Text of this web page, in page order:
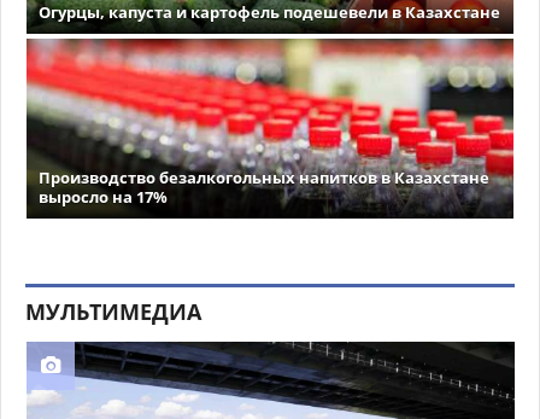
Огурцы, капуста и картофель подешевели в Казахстане
Производство безалкогольных напитков в Казахстане
выросло на 17%
МУЛЬТИМЕДИА